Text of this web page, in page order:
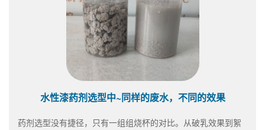
水性漆药剂选型中~同样的废水，不同的效果
药剂选型没有捷径，只有一组组烧杯的对比。从破乳效果到絮